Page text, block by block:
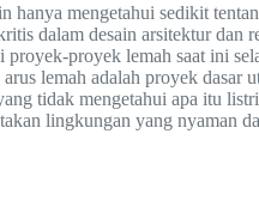
mengetahui sedikit
dalam desain arsitektur
proyek lemah saat ini
lemah adalah proyek dasar
tidak mengetahui apa itu
lingkungan yang nyaman